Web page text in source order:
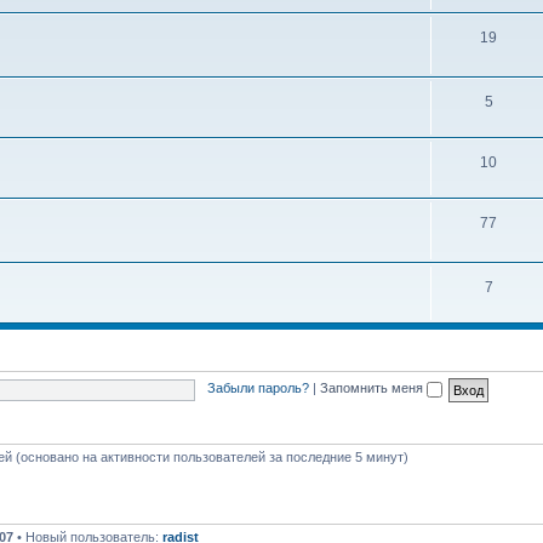
м
19
5Т
м
ы
10Т
77
7Т
Забыли пароль? Запомнить меня
(основано на активности пользователей за последние 5 минут)
• Новый пользователь: radist